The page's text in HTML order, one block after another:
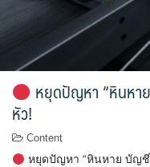
หยุดปัญหา “หินหา
หัว!
Content
หยุดปัญหา “หินหาย บัญชี